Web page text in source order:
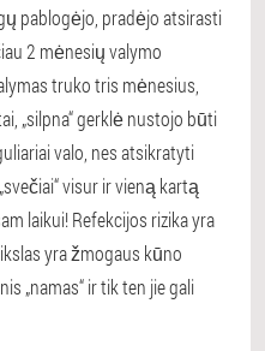
pablogėjo, pradėjo atsirasti
2 mėnesių valymo
truko tris mėnesius,
„silpna“ gerklė nustojo būti
valo, nes atsikratyti
visur ir vieną kartą
laikui! Refekcijos rizika yra
yra žmogaus kūno
„namas“ ir tik ten jie gali